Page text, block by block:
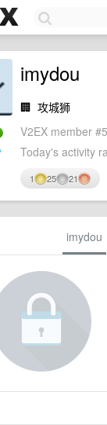
imydou
🏢 攻城狮
V2EX member
Today's activity
1 25 21
imydou